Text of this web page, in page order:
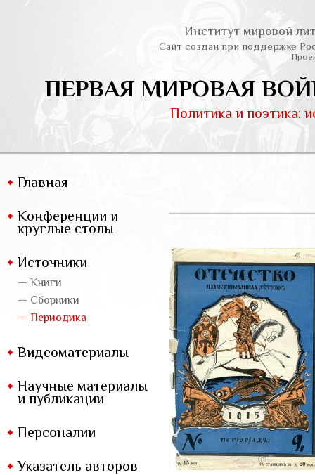
Институт мировой
Сайт создан при поддержке
ПЕРВАЯ МИРОВАЯ
Политика и поэтика:
Главная
Конференции и
круглые столы
Источники
— Книги
— Сборники
— Периодика
Видеоматериалы
Научные материалы
и публикации
Персоналии
Указатель авторов